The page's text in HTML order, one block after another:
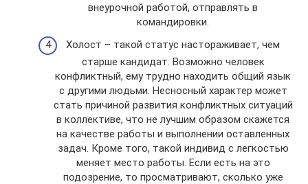
внеурочной работой, отправлять в
командировки.
Холост – такой статус настораживает, чем
старше кандидат. Возможно человек
конфликтный, ему трудно находить общий язык
с другими людьми. Несносный характер может
стать причиной развития конфликтных ситуаций
в коллективе, что не лучшим образом скажется
на качестве работы и выполнении оставленных
задач. Кроме того, такой индивид с легкостью
меняет место работы. Если есть на это
подозрение, то просматривают, сколько уже